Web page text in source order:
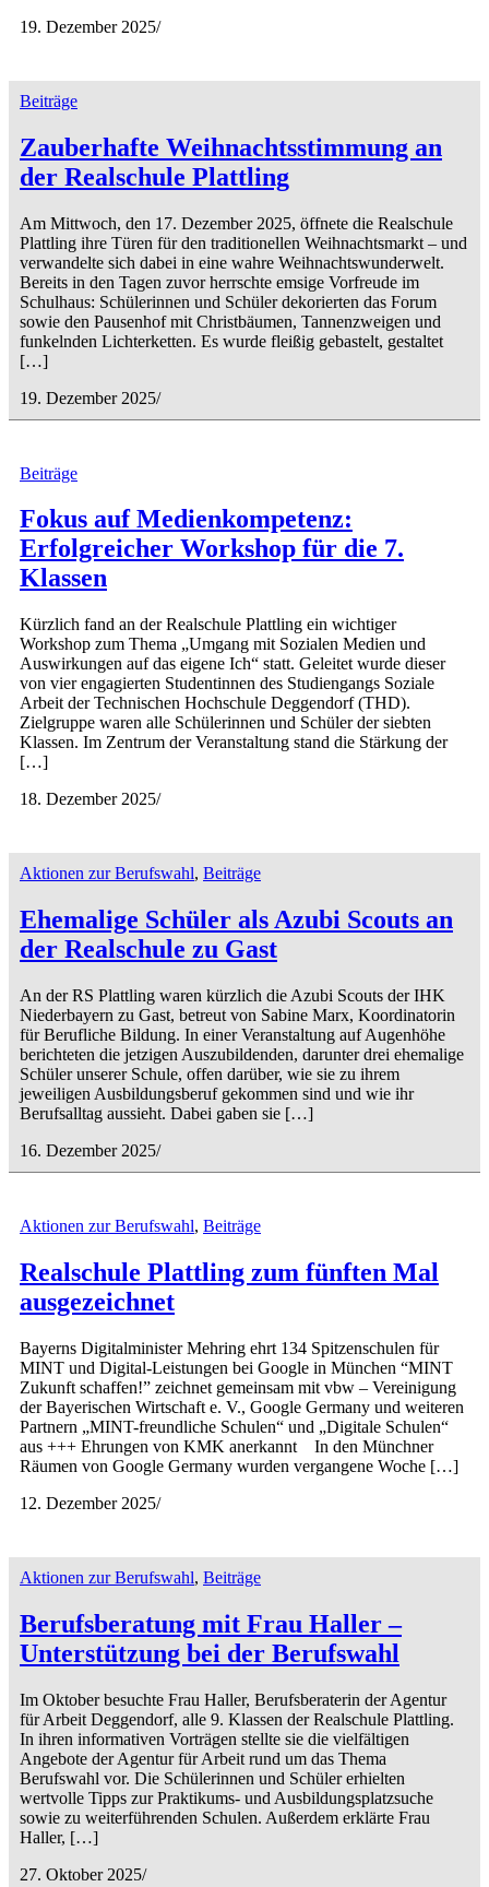
19. Dezember 2025/
Beiträge
Zauberhafte Weihnachtsstimmung an
der Realschule Plattling
Am Mittwoch, den 17. Dezember 2025, öffnete die Realschule
Plattling ihre Türen für den traditionellen Weihnachtsmarkt – und
verwandelte sich dabei in eine wahre Weihnachtswunderwelt.
Bereits in den Tagen zuvor herrschte emsige Vorfreude im
Schulhaus: Schülerinnen und Schüler dekorierten das Forum
sowie den Pausenhof mit Christbäumen, Tannenzweigen und
funkelnden Lichterketten. Es wurde fleißig gebastelt, gestaltet
[…]
19. Dezember 2025/
Beiträge
Fokus auf Medienkompetenz:
Erfolgreicher Workshop für die 7.
Klassen
Kürzlich fand an der Realschule Plattling ein wichtiger
Workshop zum Thema „Umgang mit Sozialen Medien und
Auswirkungen auf das eigene Ich“ statt. Geleitet wurde dieser
von vier engagierten Studentinnen des Studiengangs Soziale
Arbeit der Technischen Hochschule Deggendorf (THD).
Zielgruppe waren alle Schülerinnen und Schüler der siebten
Klassen. Im Zentrum der Veranstaltung stand die Stärkung der
[…]
18. Dezember 2025/
Aktionen zur Berufswahl, Beiträge
Ehemalige Schüler als Azubi Scouts an
der Realschule zu Gast
An der RS Plattling waren kürzlich die Azubi Scouts der IHK
Niederbayern zu Gast, betreut von Sabine Marx, Koordinatorin
für Berufliche Bildung. In einer Veranstaltung auf Augenhöhe
berichteten die jetzigen Auszubildenden, darunter drei ehemalige
Schüler unserer Schule, offen darüber, wie sie zu ihrem
jeweiligen Ausbildungsberuf gekommen sind und wie ihr
Berufsalltag aussieht. Dabei gaben sie […]
16. Dezember 2025/
Aktionen zur Berufswahl, Beiträge
Realschule Plattling zum fünften Mal
ausgezeichnet
Bayerns Digitalminister Mehring ehrt 134 Spitzenschulen für
MINT und Digital-Leistungen bei Google in München “MINT
Zukunft schaffen!” zeichnet gemeinsam mit vbw – Vereinigung
der Bayerischen Wirtschaft e. V., Google Germany und weiteren
Partnern „MINT-freundliche Schulen“ und „Digitale Schulen“
aus +++ Ehrungen von KMK anerkannt In den Münchner
Räumen von Google Germany wurden vergangene Woche […]
12. Dezember 2025/
Aktionen zur Berufswahl, Beiträge
Berufsberatung mit Frau Haller –
Unterstützung bei der Berufswahl
Im Oktober besuchte Frau Haller, Berufsberaterin der Agentur
für Arbeit Deggendorf, alle 9. Klassen der Realschule Plattling.
In ihren informativen Vorträgen stellte sie die vielfältigen
Angebote der Agentur für Arbeit rund um das Thema
Berufswahl vor. Die Schülerinnen und Schüler erhielten
wertvolle Tipps zur Praktikums- und Ausbildungsplatzsuche
sowie zu weiterführenden Schulen. Außerdem erklärte Frau
Haller, […]
27. Oktober 2025/